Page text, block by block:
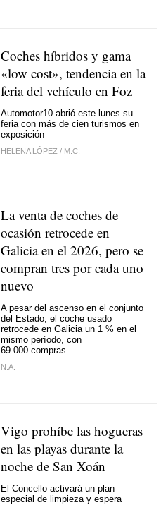
Coches híbridos y gama
«low cost», tendencia en la
feria del vehículo en Foz
Automotor10 abrió este lunes su
feria con más de cien turismos en
exposición
HELENA LÓPEZ / M.C.
La venta de coches de
ocasión retrocede en
Galicia en el 2026, pero se
compran tres por cada uno
nuevo
A pesar del ascenso en el conjunto
del Estado, el coche usado
retrocede en Galicia un 1 % en el
mismo período, con
69.000 compras
N.A.
Vigo prohíbe las hogueras
en las playas durante la
noche de San Xoán
El Concello activará un plan
especial de limpieza y espera